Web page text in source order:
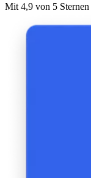
Mit 4,9 von 5 Sternen